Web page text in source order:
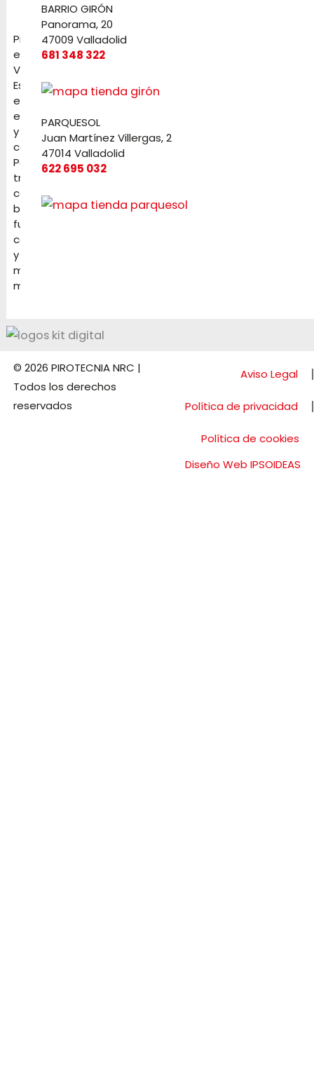
Pirotecnia
en
Valladolid.
Especialistas
en
eventos
y
celebraciones.
Petardos,
tracas,
cochetes,
baterías,
fuentes,
candelas
y
mucho
más
BARRIO GIRÓN
Panorama, 20
47009 Valladolid
681 348 322
PARQUESOL
Juan Martínez Villergas, 2
47014 Valladolid
622 695 032
© 2026 PIROTECNIA NRC |
Todos los derechos
reservados
Aviso Legal
Política de privacidad
Política de cookies
Diseño Web IPSOIDEAS